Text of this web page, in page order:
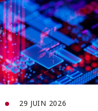
29 JUIN 2026